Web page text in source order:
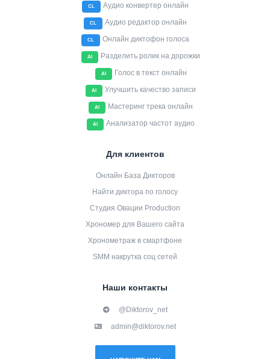
CL Аудио конвертер онлайн
CL Аудио редактор онлайн
CL Онлайн диктофон голоса
AI Разделить ролик на дорожки
AI Голос в текст онлайн
AI Улучшить качество записи
AI Мастеринг трека онлайн
AI Анализатор частот аудио
Для клиентов
Онлайн База Дикторов
Найти диктора по голосу
Студия Овации Production
Хрономер для Вашего сайта
Хронометраж в смартфоне
SMM накрутка соц сетей
Наши контакты
@Diktorov_net
admin@diktorov.net